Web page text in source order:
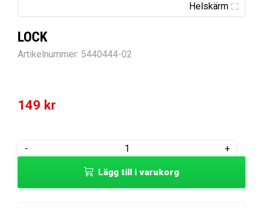
Helskärm
LOCK
Artikelnummer: 5440444-02
149 kr
-
LOCK
+
Lägg till i varukorg